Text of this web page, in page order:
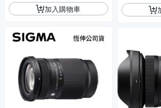
加入購物車